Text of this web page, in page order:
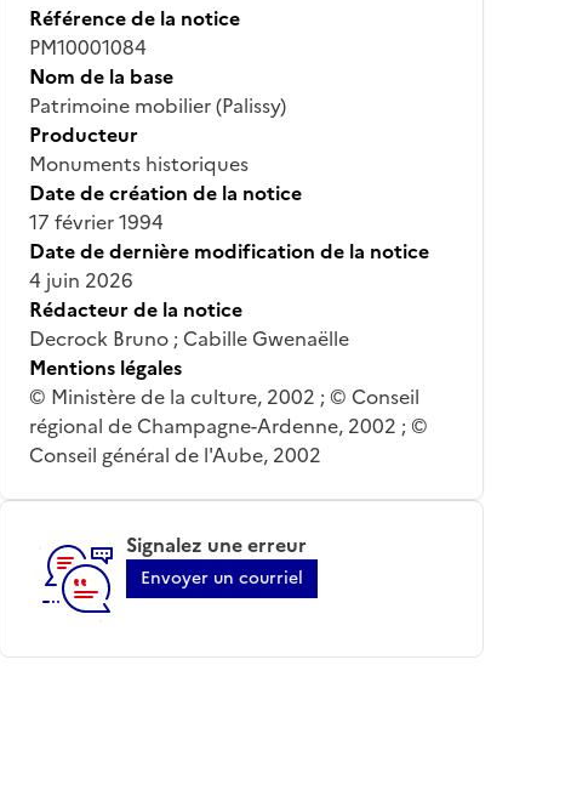
Référence de la notice
PM10001084
Nom de la base
Patrimoine mobilier (Palissy)
Producteur
Monuments historiques
Date de création de la notice
17 février 1994
Date de dernière modification de la notice
4 juin 2026
Rédacteur de la notice
Decrock Bruno ; Cabille Gwenaëlle
Mentions légales
© Ministère de la culture, 2002 ; © Conseil
régional de Champagne-Ardenne, 2002 ; ©
Conseil général de l'Aube, 2002
Signalez une erreur
Envoyer un courriel